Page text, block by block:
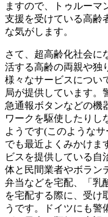
ますので、トゥルーマ
支援を受けている高齢
な気がします。
さて、超高齢化社会に
活する高齢の両親や独
様々なサービスについ
局が提供しています。
急通報ボタンなどの機
ワークを駆使したりし
ようです(このような
でも最近よくみかけま
ビスを提供している自
体と民間業者やボラン
弁当などを宅配、「乳
を宅配する際に、受け
うです。ドイツにも警